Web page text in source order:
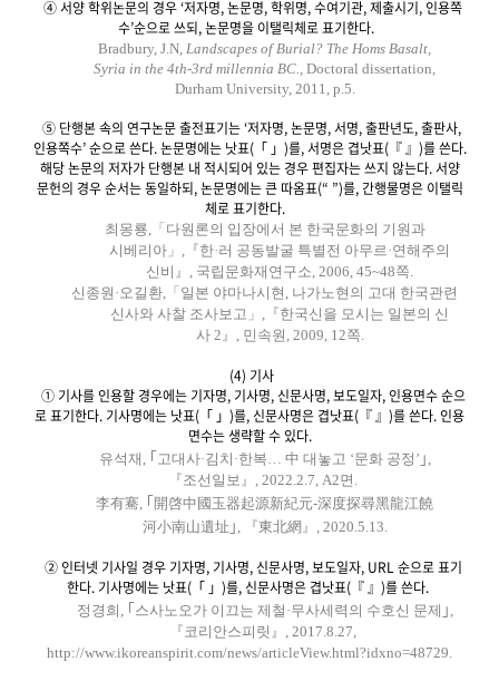
④ 서양 학위논문의 경우 ‘저자명, 논문명, 학위명, 수여기관, 제출시기, 인용쪽
수’순으로 쓰되, 논문명을 이탤릭체로 표기한다.
Bradbury, J.N, Landscapes of Burial? The Homs Basalt,
Syria in the 4th-3rd millennia BC., Doctoral dissertation,
Durham University, 2011, p.5.
⑤ 단행본 속의 연구논문 출전표기는 ‘저자명, 논문명, 서명, 출판년도, 출판사,
인용쪽수’ 순으로 쓴다. 논문명에는 낫표(「 」)를, 서명은 겹낫표(『 』)를 쓴다.
해당 논문의 저자가 단행본 내 적시되어 있는 경우 편집자는 쓰지 않는다. 서양
문헌의 경우 순서는 동일하되, 논문명에는 큰 따옴표(“ ”)를, 간행물명은 이탤릭
체로 표기한다.
최몽룡,「다원론의 입장에서 본 한국문화의 기원과
시베리아」,『한·러 공동발굴 특별전 아무르·연해주의
신비』, 국립문화재연구소, 2006, 45~48쪽.
신종원·오길환,「일본 야마나시현, 나가노현의 고대 한국관련
신사와 사찰 조사보고」,『한국신을 모시는 일본의 신
사 2』, 민속원, 2009, 12쪽.
(4) 기사
① 기사를 인용할 경우에는 기자명, 기사명, 신문사명, 보도일자, 인용면수 순으
로 표기한다. 기사명에는 낫표(「 」)를, 신문사명은 겹낫표(『 』)를 쓴다. 인용
면수는 생략할 수 있다.
유석재, ｢고대사·김치·한복… 中 대놓고 ‘문화 공정’｣,
『조선일보』, 2022.2.7, A2면.
李有騫, ｢開啓中國玉器起源新紀元-深度探尋黑龍江饒
河小南山遺址｣, 『東北網』, 2020.5.13.
② 인터넷 기사일 경우 기자명, 기사명, 신문사명, 보도일자, URL 순으로 표기
한다. 기사명에는 낫표(「 」)를, 신문사명은 겹낫표(『 』)를 쓴다.
정경희, ｢스사노오가 이끄는 제철·무사세력의 수호신 문제｣,
『코리안스피릿』, 2017.8.27,
http://www.ikoreanspirit.com/news/articleView.html?idxno=48729.